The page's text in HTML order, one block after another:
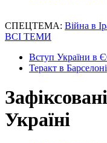
СПЕЦТЕМА: Війна в
ВСІ ТЕМИ
Вступ України в
Теракт в Барселоні
Україні